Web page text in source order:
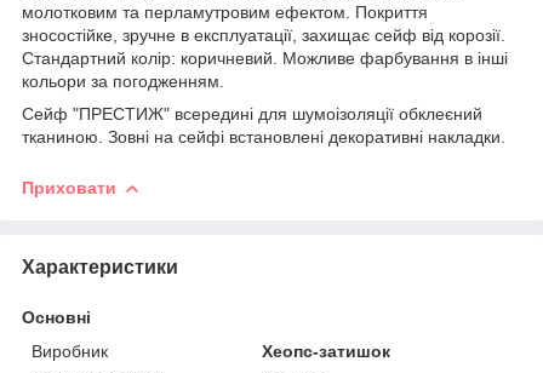
молотковим та перламутровим ефектом. Покриття
зносостійке, зручне в експлуатації, захищає сейф від корозії.
Стандартний колір: коричневий. Можливе фарбування в інші
кольори за погодженням.
Сейф "ПРЕСТИЖ" всередині для шумоізоляції обклеєний
тканиною. Зовні на сейфі встановлені декоративні накладки.
Приховати
Характеристики
Основні
Виробник
Хеопс-затишок